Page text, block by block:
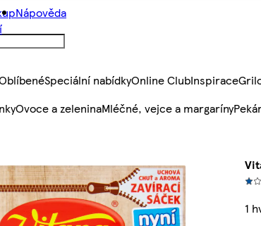
Nápověda
Speciální nabídkyOnline ClubInspirace
Ovoce a zeleninaMléčné, vejce a margaríny
1